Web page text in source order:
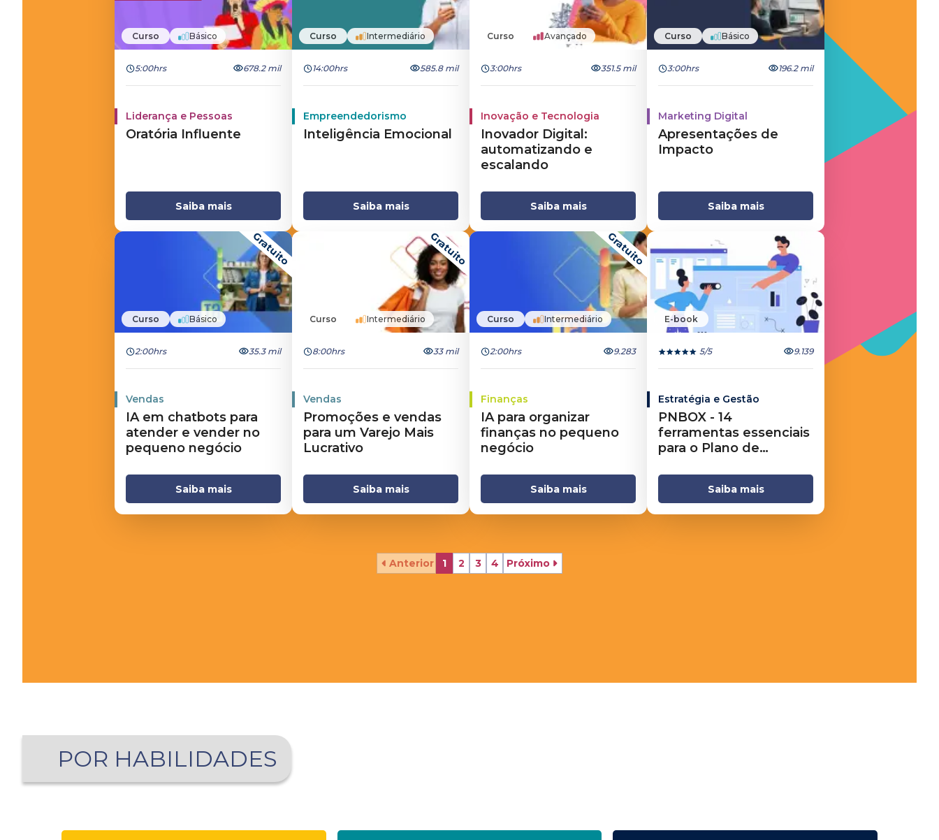
Curso Básico
5:00hrs 678.2 mil
Liderança e Pessoas
Oratória Influente
Saiba mais
Curso Intermediário
14:00hrs 585.8 mil
Empreendedorismo
Inteligência Emocional
Saiba mais
Curso Avançado
3:00hrs 351.5 mil
Inovação e Tecnologia
Inovador Digital:
automatizando e
escalando
Saiba mais
Curso Básico
3:00hrs 196.2 mil
Marketing Digital
Apresentações de
Impacto
Saiba mais
Gratuito
Curso Básico
2:00hrs 35.3 mil
Vendas
IA em chatbots para
atender e vender no
pequeno negócio
Saiba mais
Gratuito
Curso Intermediário
8:00hrs 33 mil
Vendas
Promoções e vendas
para um Varejo Mais
Lucrativo
Saiba mais
Gratuito
Curso Intermediário
2:00hrs 9.283
Finanças
IA para organizar
finanças no pequeno
negócio
Saiba mais
E-book
5/5 9.139
Estratégia e Gestão
PNBOX - 14
ferramentas essenciais
para o Plano de
Saiba mais
Anterior 1 2 3 4 Próximo
POR HABILIDADES